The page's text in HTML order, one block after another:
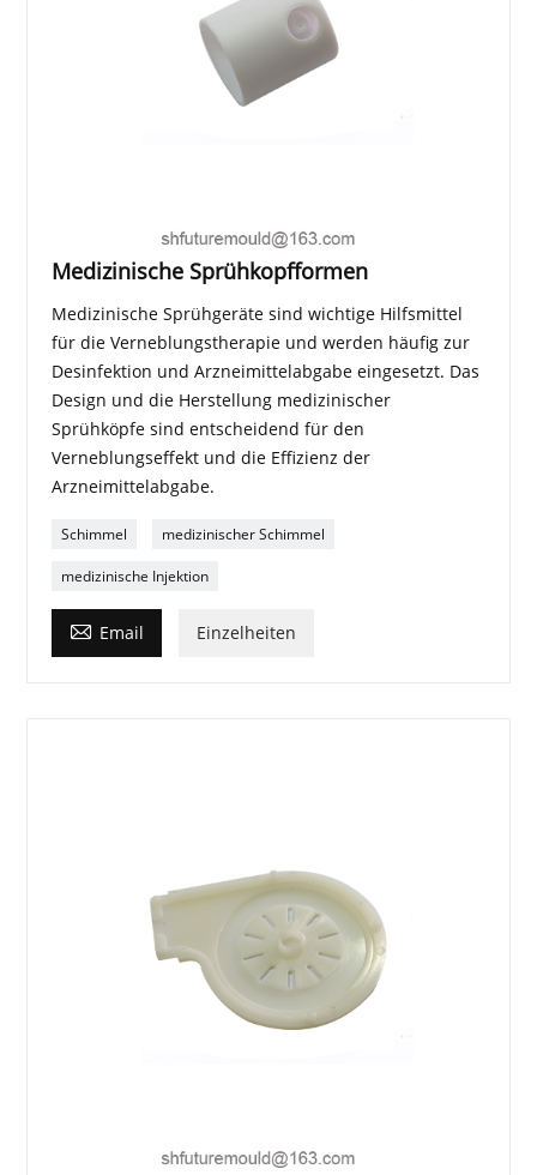
Medizinische Sprühkopfformen
Medizinische Sprühgeräte sind wichtige Hilfsmittel
für die Verneblungstherapie und werden häufig zur
Desinfektion und Arzneimittelabgabe eingesetzt. Das
Design und die Herstellung medizinischer
Sprühköpfe sind entscheidend für den
Verneblungseffekt und die Effizienz der
Arzneimittelabgabe.
Schimmel medizinischer Schimmel
medizinische Injektion
 Email Einzelheiten